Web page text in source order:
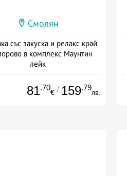
Смолян
със закуска и релакс край
в комплекс Маунтин
лейк
81.70
€ / 159.79
лв.